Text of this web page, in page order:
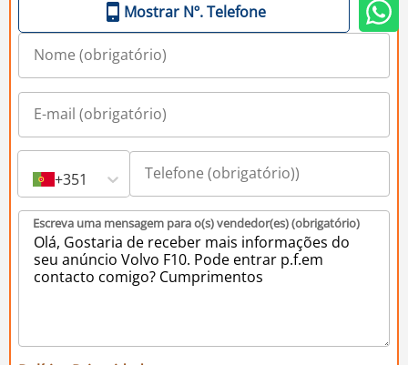
Mostrar Nº. Telefone
+351
Escreva uma mensagem para o(s) vendedor(es) (obrigatório)